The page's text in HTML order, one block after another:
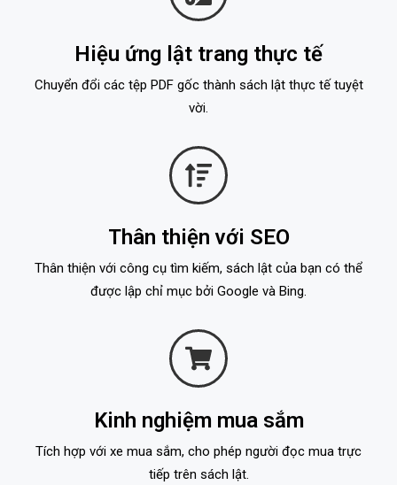
Hiệu ứng lật trang thực tế
Chuyển đổi các tệp PDF gốc thành sách lật thực tế tuyệt
vời.
Thân thiện với SEO
Thân thiện với công cụ tìm kiếm, sách lật của bạn có thể
được lập chỉ mục bởi Google và Bing.
Kinh nghiệm mua sắm
Tích hợp với xe mua sắm, cho phép người đọc mua trực
tiếp trên sách lật.